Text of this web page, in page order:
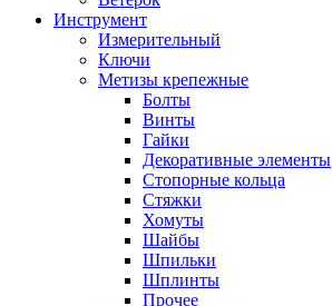
Инструмент
Измерительный
Ключи
Метизы крепежные
Болты
Винты
Гайки
Декоративные элементы
Стопорные кольца
Стяжки
Хомуты
Шайбы
Шпильки
Шплинты
Прочее